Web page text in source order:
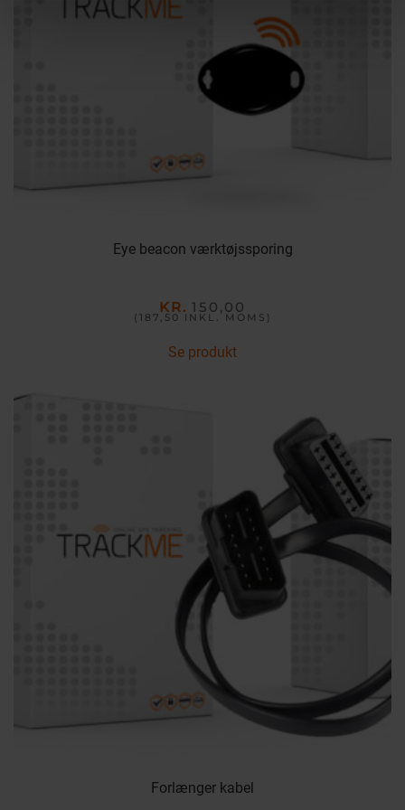
Eye beacon værktøjssporing
KR. 150,00
(187,50 INKL. MOMS )
Se produkt
Forlænger kabel